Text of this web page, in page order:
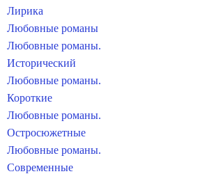
Лирика
Любовные романы
Любовные романы.
Исторический
Любовные романы.
Короткие
Любовные романы.
Остросюжетные
Любовные романы.
Современные